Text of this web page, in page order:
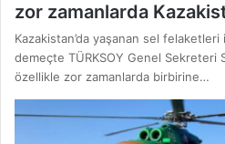
zor zamanlarda
Kazakistan’da yaşanan sel
demeçte TÜRKSOY Genel Sekreteri
özellikle zor zamanlarda birbirine…